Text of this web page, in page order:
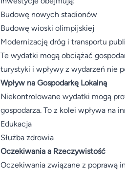
Budowę nowych stadionów
Budowę wioski olimpijskiej
Modernizację dróg i transportu
Te wydatki mogą obciążać
turystyki i wpływy z wydarzeń nie
Wpływ na Gospodarkę Lokalną
Niekontrolowane wydatki mogą
gospodarza. To z kolei wpływa na
Edukacja
Służba zdrowia
Oczekiwania a Rzeczywistość
Oczekiwania związane z poprawą